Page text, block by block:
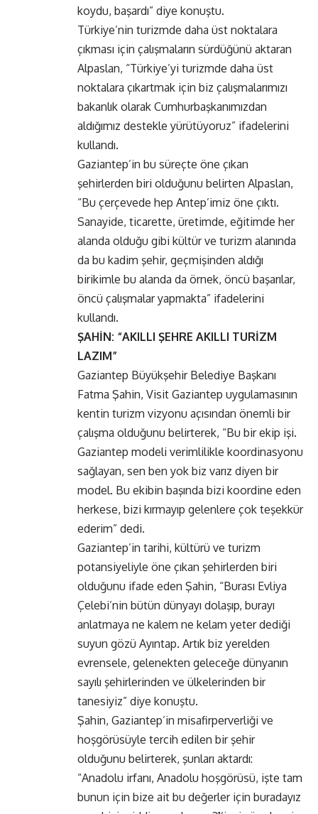
koydu, başardı” diye konuştu.
Türkiye’nin turizmde daha üst noktalara
çıkması için çalışmaların sürdüğünü aktaran
Alpaslan, “Türkiye’yi turizmde daha üst
noktalara çıkartmak için biz çalışmalarımızı
bakanlık olarak Cumhurbaşkanımızdan
aldığımız destekle yürütüyoruz” ifadelerini
kullandı.
Gaziantep’in bu süreçte öne çıkan
şehirlerden biri olduğunu belirten Alpaslan,
“Bu çerçevede hep Antep’imiz öne çıktı.
Sanayide, ticarette, üretimde, eğitimde her
alanda olduğu gibi kültür ve turizm alanında
da bu kadim şehir, geçmişinden aldığı
birikimle bu alanda da örnek, öncü başarılar,
öncü çalışmalar yapmakta” ifadelerini
kullandı.
ŞAHİN: “AKILLI ŞEHRE AKILLI TURİZM
LAZIM”
Gaziantep Büyükşehir Belediye Başkanı
Fatma Şahin, Visit Gaziantep uygulamasının
kentin turizm vizyonu açısından önemli bir
çalışma olduğunu belirterek, “Bu bir ekip işi.
Gaziantep modeli verimlilikle koordinasyonu
sağlayan, sen ben yok biz varız diyen bir
model. Bu ekibin başında bizi koordine eden
herkese, bizi kırmayıp gelenlere çok teşekkür
ederim” dedi.
Gaziantep’in tarihi, kültürü ve turizm
potansiyeliyle öne çıkan şehirlerden biri
olduğunu ifade eden Şahin, “Burası Evliya
Çelebi’nin bütün dünyayı dolaşıp, burayı
anlatmaya ne kalem ne kelam yeter dediği
suyun gözü Ayıntap. Artık biz yerelden
evrensele, gelenekten geleceğe dünyanın
sayılı şehirlerinden ve ülkelerinden bir
tanesiyiz” diye konuştu.
Şahin, Gaziantep’in misafirperverliği ve
hoşgörüsüyle tercih edilen bir şehir
olduğunu belirterek, şunları aktardı:
“Anadolu irfanı, Anadolu hoşgörüsü, işte tam
bunun için bize ait bu değerler için buradayız